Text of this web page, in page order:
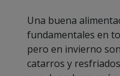
Una buena
fundamentales en
pero en invierno
catarros y